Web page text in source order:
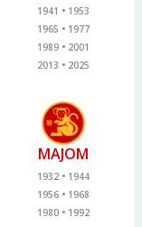
1941
1953
1965
1977
1989
2001
2013
2025
MAJOM
1932
1944
1956
1968
1980
1992